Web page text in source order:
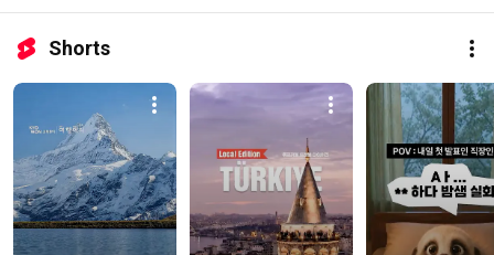
Shorts